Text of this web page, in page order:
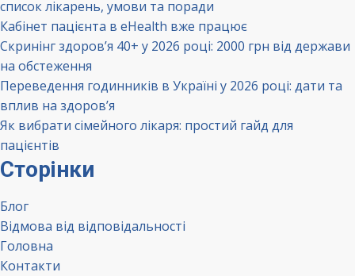
список лікарень, умови та поради
Кабінет пацієнта в eHealth вже працює
Скринінг здоров’я 40+ у 2026 році: 2000 грн від держави
на обстеження
Переведення годинників в Україні у 2026 році: дати та
вплив на здоров’я
Як вибрати сімейного лікаря: простий гайд для
пацієнтів
Сторінки
Блог
Відмова від відповідальності
Головна
Контакти